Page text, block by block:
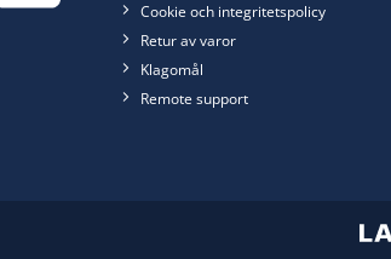
Cookie och integritetspolicy
Retur av varor
Klagomål
Remote support